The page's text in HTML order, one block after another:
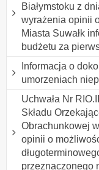
Białymstoku z
wyrażenia opinii
Miasta Suwałk
budżetu za
Informacja o
umorzeniach
Uchwała Nr
Składu
Obrachunkowej
opinii o
przeznaczonego